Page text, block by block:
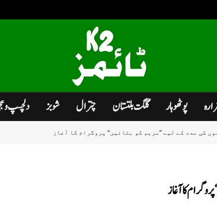
پوٹھوہار گلگت بلتستان چترال شوبز دلچسپ و
کی مدد کے لیے ”مریم کو بتائیں“ پروگرام کا آغاز
کا آغاز